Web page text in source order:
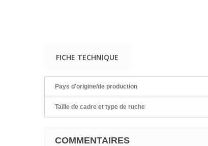
FICHE TECHNIQUE
Pays d'origine/de production
Taille de cadre et type de ruche
COMMENTAIRES